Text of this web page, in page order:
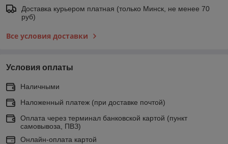
Доставка курьером платная (только Минск, не менее 70
руб)
Все условия доставки
Условия оплаты
Наличными
Наложенный платеж (при доставке почтой)
Оплата через терминал банковской картой (пункт
самовывоза, ПВЗ)
Онлайн-оплата картой